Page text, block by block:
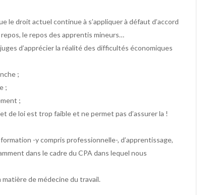
le droit actuel continue à s’appliquer à défaut d’accord
le repos des apprentis mineurs…
d’apprécier la réalité des difficultés économiques
;
;
;
de loi est trop faible et ne permet pas d’assurer la !
-y compris professionnelle-, d’apprentissage,
dans le cadre du CPA dans lequel nous
de médecine du travail.